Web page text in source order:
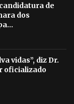
de
dos
vidas”, diz Dr.
oficializado